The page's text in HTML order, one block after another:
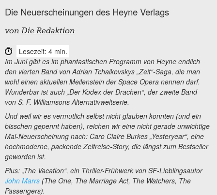
Die Neuerscheinungen des Heyne Verlags
von Die Redaktion
Lesezeit: 4 min.
Im Juni gibt es im phantastischen Programm von Heyne endlich
den vierten Band von Adrian Tchaikovskys „Zeit“-Saga, die man
wohl einen aktuellen Meilenstein der Space Opera nennen darf.
Wunderbar ist auch „Der Kodex der Drachen“, der zweite Band
von S. F. Williamsons Alternativweltserie.
Und weil wir es vermutlich selbst nicht glauben konnten (und ein
bisschen gepennt haben), reichen wir eine nicht gerade unwichtige
Mai-Neuerscheinung nach: Caro Claire Burkes „Yesteryear“, eine
hochmoderne, packende Zeitreise-Story, die längst zum Bestseller
geworden ist.
Plus: „The Vacation“, ein Thriller-Frühwerk von SF-Lieblingsautor
John Marrs (The One, The Marriage Act, The Watchers, The
Passengers).